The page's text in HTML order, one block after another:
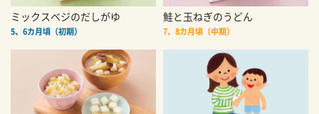
ミックスベジのだしがゆ
5、6カ月頃（初期）
鮭と玉ねぎのうどん
7、8カ月頃（中期）